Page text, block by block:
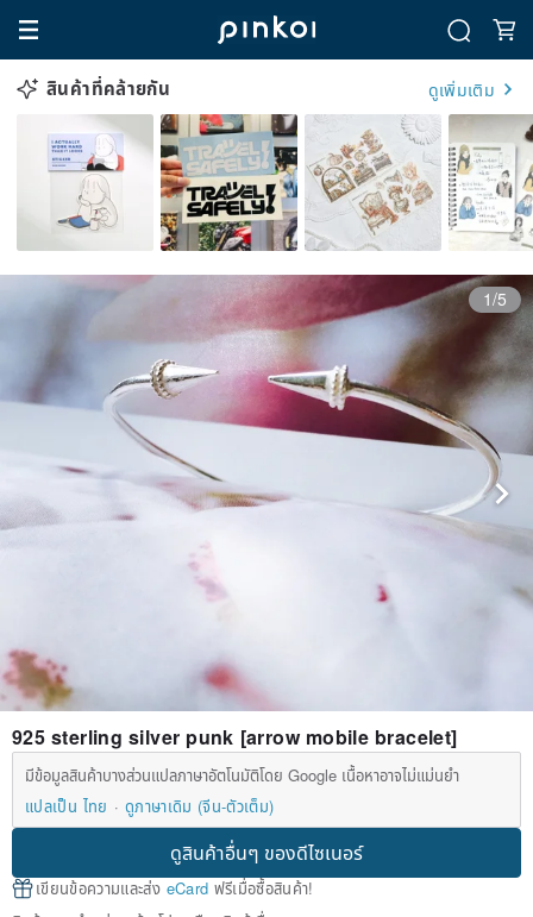
สินค้าที่คล้ายกัน ดูเพิ่มเติม
1/5
925 sterling silver punk [arrow mobile bracelet]
มีข้อมูลสินค้าบางส่วนแปลภาษาอัตโนมัติโดย Google เนื้อหาอาจไม่แม่นยำ
แปลเป็น ไทย
ดูภาษาเดิม (จีน-ตัวเต็ม)
ดูสินค้าอื่นๆ ของดีไซเนอร์
เขียนข้อความและส่ง eCard ฟรีเมื่อซื้อสินค้า!